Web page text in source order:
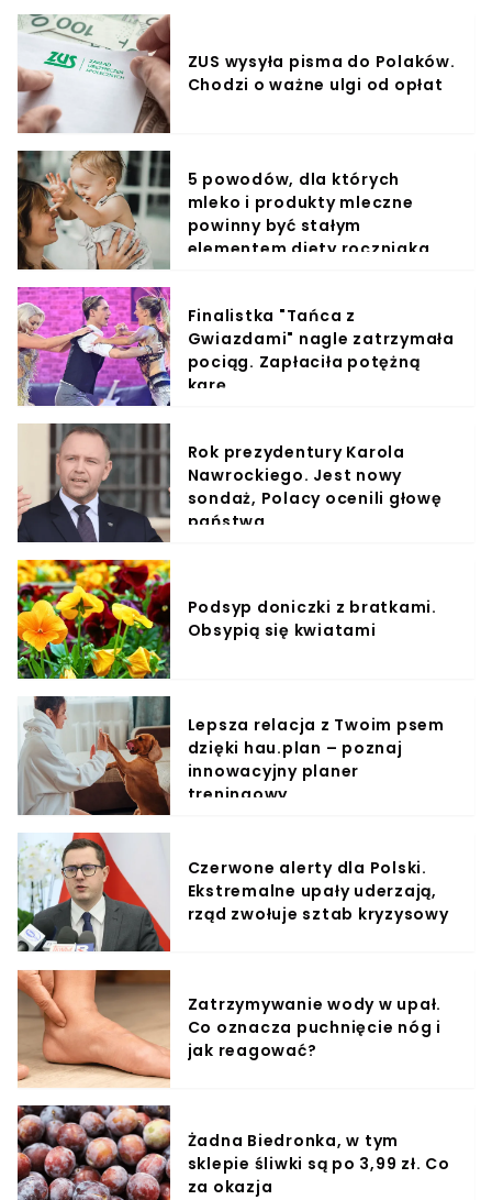
ZUS wysyła pisma do Polaków.
Chodzi o ważne ulgi od opłat
5 powodów, dla których
mleko i produkty mleczne
powinny być stałym
elementem diety roczniaka
Finalistka "Tańca z
Gwiazdami" nagle zatrzymała
pociąg. Zapłaciła potężną
karę
Rok prezydentury Karola
Nawrockiego. Jest nowy
sondaż, Polacy ocenili głowę
państwa
Podsyp doniczki z bratkami.
Obsypią się kwiatami
Lepsza relacja z Twoim psem
dzięki hau.plan – poznaj
innowacyjny planer
treningowy
Czerwone alerty dla Polski.
Ekstremalne upały uderzają,
rząd zwołuje sztab kryzysowy
Zatrzymywanie wody w upał.
Co oznacza puchnięcie nóg i
jak reagować?
Żadna Biedronka, w tym
sklepie śliwki są po 3,99 zł. Co
za okazja